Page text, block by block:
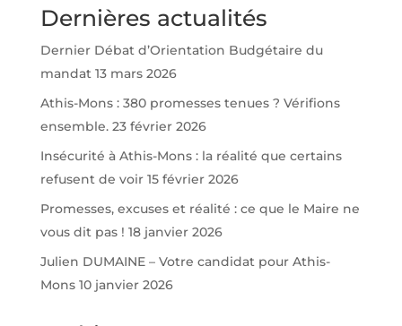
Dernières actualités
Dernier Débat d’Orientation Budgétaire du
mandat 13 mars 2026
Athis-Mons : 380 promesses tenues ? Vérifions
ensemble. 23 février 2026
Insécurité à Athis-Mons : la réalité que certains
refusent de voir 15 février 2026
Promesses, excuses et réalité : ce que le Maire ne
vous dit pas ! 18 janvier 2026
Julien DUMAINE – Votre candidat pour Athis-
Mons 10 janvier 2026